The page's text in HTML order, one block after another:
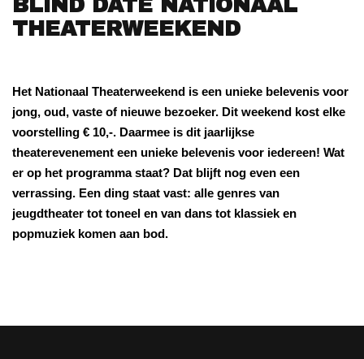
THEATERWEEKEND
Het Nationaal Theaterweekend is een unieke belevenis voor
jong, oud, vaste of nieuwe bezoeker. Dit weekend kost elke
voorstelling € 10,-. Daarmee is dit jaarlijkse
theaterevenement een unieke belevenis voor iedereen! Wat
er op het programma staat? Dat blijft nog even een
verrassing. Een ding staat vast: alle genres van
jeugdtheater tot toneel en van dans tot klassiek en
popmuziek komen aan bod.